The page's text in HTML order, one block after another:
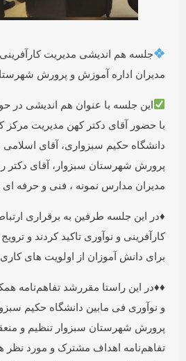
جلسه هم اندیشی مدیریت کارآفرینی و
مدیران اداره آموزش و پرورش
این جلسه با عنوان هم اندیشی در
با حضور آقای دکتر کهن مدیریت مرکز
دانشگاه حکیم سبزواری، آقای اسلامی
پرورش شهرستان سبزوار، آقای دکتر
مدیران مدارس نمونه ، فنی و حرفه ای
♦️در این جلسه طرفین به برقراری ارتباط
کارآفرینی و نوآوری تاکید کردند و ترویج
برای دانش آموزان از اولویت های کاری
♦️♦️در این راستا مقررشد تفاهم‌نامه
و نوآوری فی مابین دانشگاه حکیم
پرورش شهرستان سبزوار تنظیم و
تفاهم‌نامه اهداف مشترک و مورد نظر